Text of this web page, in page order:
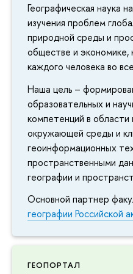
Географическая наука
изучения проблем
природной среды и
обществе и экономике,
каждого человека во
Наша цель –
образовательных и
компетенций в области
окружающей среды и
геоинформационных
пространственными
географии и
Основной партнер
географии Российской
ГЕОПОРТАЛ